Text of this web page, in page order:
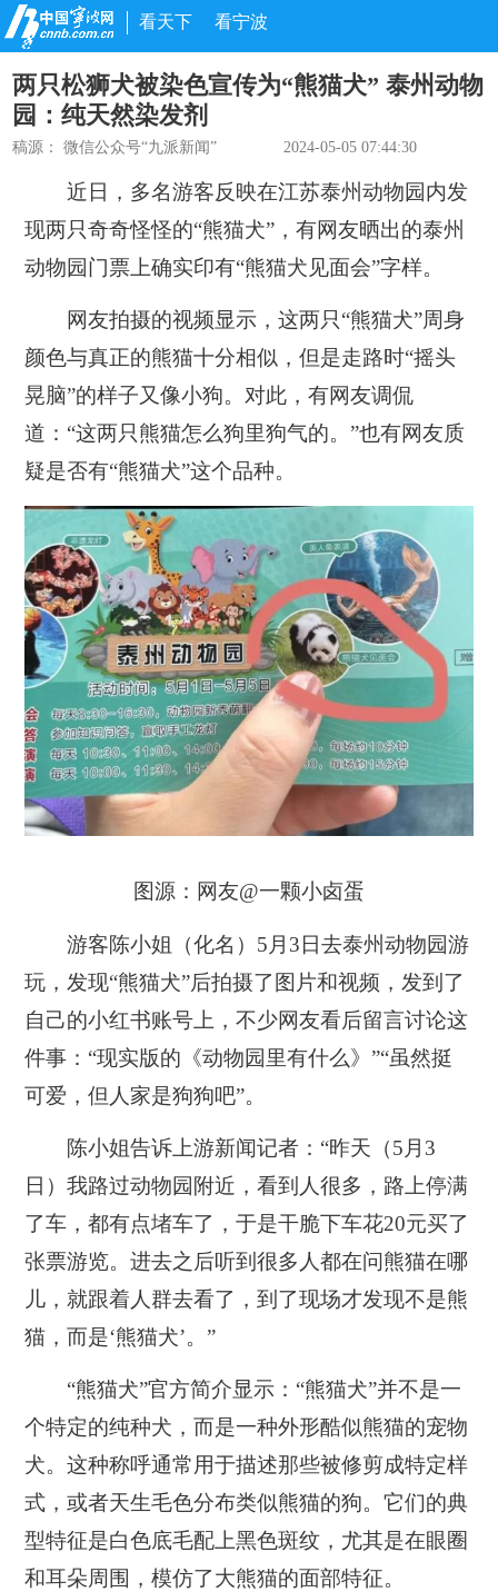
看天下 看宁波
两只松狮犬被染色宣传为“熊猫犬” 泰州动物
园：纯天然染发剂
稿源：微信公众号“九派新闻” 2024-05-05 07:44:30
近日，多名游客反映在江苏泰州动物园内发
现两只奇奇怪怪的“熊猫犬”，有网友晒出的泰州
动物园门票上确实印有“熊猫犬见面会”字样。
网友拍摄的视频显示，这两只“熊猫犬”周身
颜色与真正的熊猫十分相似，但是走路时“摇头
晃脑”的样子又像小狗。对此，有网友调侃
道：“这两只熊猫怎么狗里狗气的。”也有网友质
疑是否有“熊猫犬”这个品种。
图源：网友@一颗小卤蛋
游客陈小姐（化名）5月3日去泰州动物园游
玩，发现“熊猫犬”后拍摄了图片和视频，发到了
自己的小红书账号上，不少网友看后留言讨论这
件事：“现实版的《动物园里有什么》”“虽然挺
可爱，但人家是狗狗吧”。
陈小姐告诉上游新闻记者：“昨天（5月3
日）我路过动物园附近，看到人很多，路上停满
了车，都有点堵车了，于是干脆下车花20元买了
张票游览。进去之后听到很多人都在问熊猫在哪
儿，就跟着人群去看了，到了现场才发现不是熊
猫，而是‘熊猫犬’。”
“熊猫犬”官方简介显示：“熊猫犬”并不是一
个特定的纯种犬，而是一种外形酷似熊猫的宠物
犬。这种称呼通常用于描述那些被修剪成特定样
式，或者天生毛色分布类似熊猫的狗。它们的典
型特征是白色底毛配上黑色斑纹，尤其是在眼圈
和耳朵周围，模仿了大熊猫的面部特征。